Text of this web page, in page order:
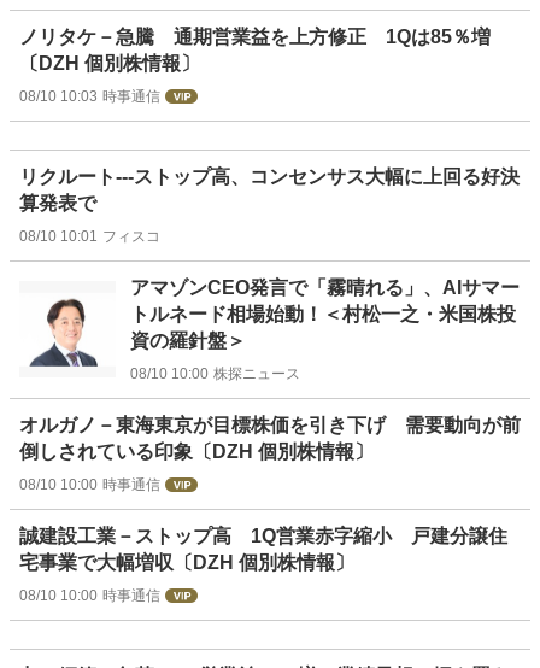
ノリタケ－急騰 通期営業益を上方修正 1Qは85％増
〔DZH 個別株情報〕
08/10 10:03 時事通信
リクルート---ストップ高、コンセンサス大幅に上回る好決
算発表で
08/10 10:01 フィスコ
アマゾンCEO発言で「霧晴れる」、AIサマー
トルネード相場始動！＜村松一之・米国株投
資の羅針盤＞
08/10 10:00 株探ニュース
オルガノ－東海東京が目標株価を引き下げ 需要動向が前
倒しされている印象〔DZH 個別株情報〕
08/10 10:00 時事通信
誠建設工業－ストップ高 1Q営業赤字縮小 戸建分譲住
宅事業で大幅増収〔DZH 個別株情報〕
08/10 10:00 時事通信